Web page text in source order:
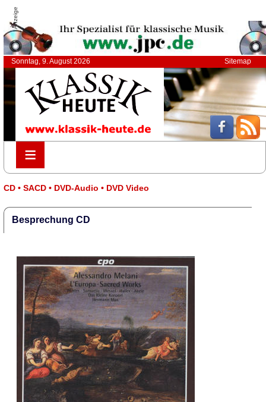
Anzeige
Sonntag, 9. August 2026 Sitemap
≡
≡
CD • SACD • DVD-Audio • DVD Video
Besprechung CD